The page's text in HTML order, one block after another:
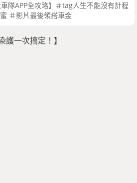
隊APP全攻略】＃tag人生不能沒有計程
＃影片最後領搭車金